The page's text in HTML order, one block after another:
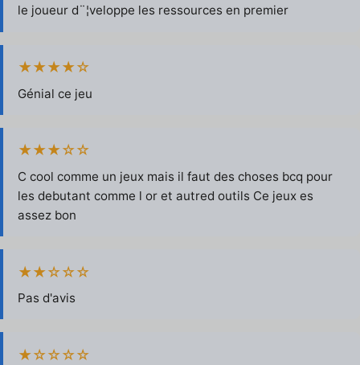
le joueur d¨¦veloppe les ressources en premier
★★★★☆
Génial ce jeu
★★★☆☆
C cool comme un jeux mais il faut des choses bcq pour
les debutant comme l or et autred outils Ce jeux es
assez bon
★★☆☆☆
Pas d'avis
★☆☆☆☆